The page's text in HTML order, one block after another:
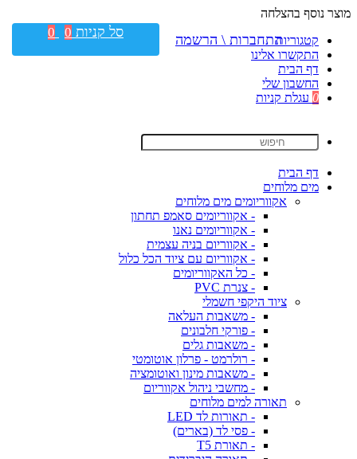
מוצר נוסף בהצלחה
קטגוריות
התקשרו אלינו
דף הבית
החשבון שלי
0 עגלת קניות
דף הבית
מים מלוחים
אקווריומים מים מלוחים
- אקווריומים סאמפ תחתון
- אקווריומים נאנו
- אקווריום בניה עצמית
- אקווריום עם ציוד הכל כלול
- כל האקווריומים
- צנרת PVC
ציוד היקפי חשמלי
- משאבות העלאה
- פורקי חלבונים
- משאבות גלים
- רולרמט - פרלון אוטומטי
- משאבות מינון ואוטומציה
- מחשבי ניהול אקווריום
תאורה למים מלוחים
- תאורות לד LED
- פסי לד (בארים)
- תאורת T5
התחברות \ הרשמה סל קניות 0
0